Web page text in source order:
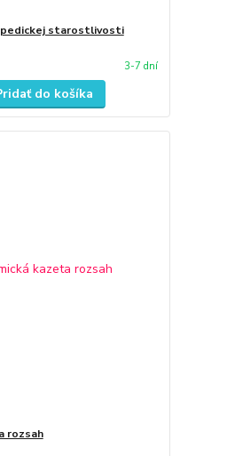
starostlivosti
3-7 dní
do košíka
rozsah